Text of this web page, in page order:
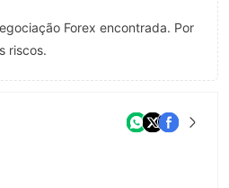
Forex encontrada. Por
riscos.